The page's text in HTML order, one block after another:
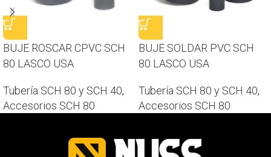
BUJE ROSCAR CPVC SCH
80 LASCO USA
Tubería SCH 80 y SCH 40,
Accesorios SCH 80
BUJE SOLDAR PVC SCH
80 LASCO USA
Tubería SCH 80 y SCH 40,
Accesorios SCH 80